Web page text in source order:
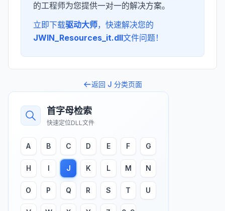
的工程师为您提供一对一的解决方案。
立即下载驱动大师，快速解决您的
JWIN_Resources_it.dll文件问题！
返回 J 分类页面
首字母检索
快速定位DLL文件
A B C D E F G
H I J K L M N
O P Q R S T U